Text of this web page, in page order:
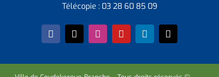
Télécopie : 03 28 60 85 09